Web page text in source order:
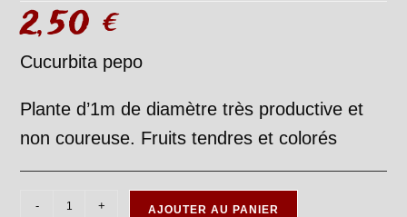
2,50 €
Cucurbita pepo
Plante d’1m de diamètre très productive et
non coureuse. Fruits tendres et colorés
- + AJOUTER AU PANIER